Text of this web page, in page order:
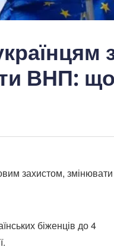
ВНП: що
захистом, змінювати
біженців до 4